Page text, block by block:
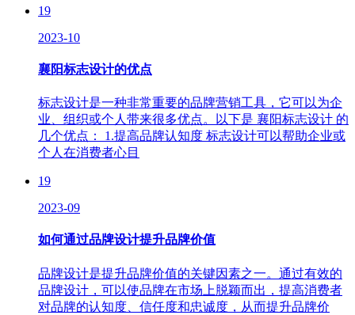
19
2023-10
襄阳标志设计的优点
标志设计是一种非常重要的品牌营销工具，它可以为企
业、组织或个人带来很多优点。以下是 襄阳标志设计 的
几个优点： 1.提高品牌认知度 标志设计可以帮助企业或
个人在消费者心目
19
2023-09
如何通过品牌设计提升品牌价值
品牌设计是提升品牌价值的关键因素之一。通过有效的
品牌设计，可以使品牌在市场上脱颖而出，提高消费者
对品牌的认知度、信任度和忠诚度，从而提升品牌价